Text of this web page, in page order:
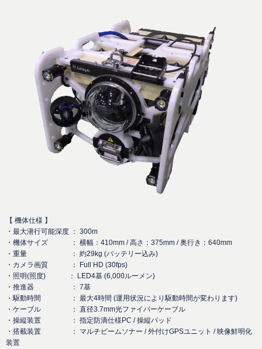
【 機体仕様 】
・最大潜行可能深度 ： 300m
・機体サイズ ： 横幅：410mm / 高さ：375mm / 奥行き：640mm
・重量 ： 約29kg (バッテリー込み)
・カメラ画質 ： Full HD (30fps)
・照明(照度) ： LED4基 (6,000ルーメン)
・推進器 ： 7基
・駆動時間 ： 最大4時間 (運用状況により駆動時間が変わります)
・ケーブル ： 直径3.7mm光ファイバーケーブル
・操縦装置 ： 指定防滴仕様PC / 操縦パッド
・搭載装置 ： マルチビームソナー / 外付けGPSユニット / 映像鮮明化
装置